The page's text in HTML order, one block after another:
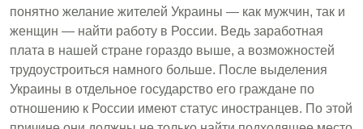
понятно желание жителей Украины — как мужчин, так и
женщин — найти работу в России. Ведь заработная
плата в нашей стране гораздо выше, а возможностей
трудоустроиться намного больше. После выделения
Украины в отдельное государство его граждане по
отношению к России имеют статус иностранцев. По этой